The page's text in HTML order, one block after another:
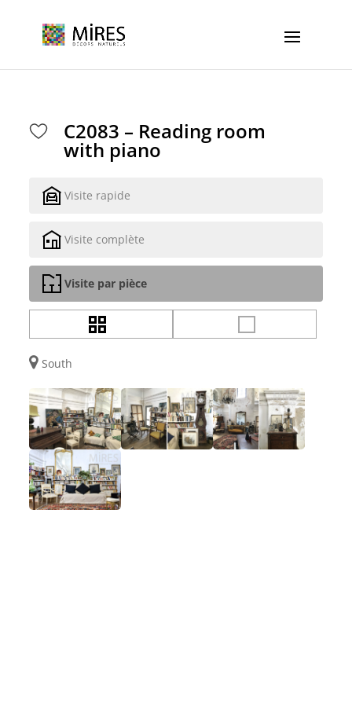
C2083 – Reading room
with piano
Visite rapide
Visite complète
Visite par pièce
South